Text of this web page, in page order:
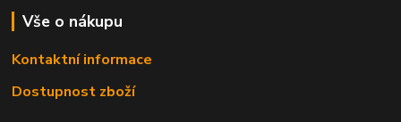
Vše o nákupu
Kontaktní informace
Dostupnost zboží